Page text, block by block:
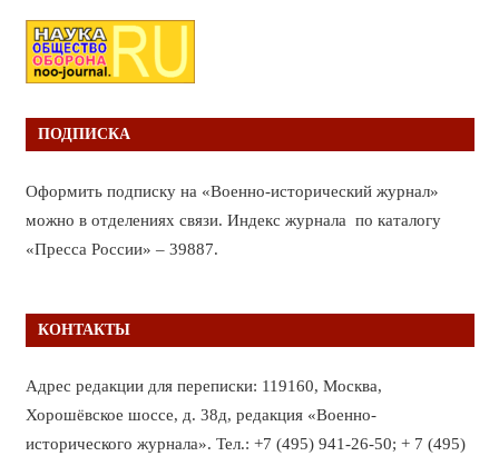
ПОДПИСКА
Оформить подписку на «Военно-исторический журнал»
можно в отделениях связи. Индекс журнала по каталогу
«Пресса России» – 39887.
КОНТАКТЫ
Адрес редакции для переписки: 119160, Москва,
Хорошёвское шоссе, д. 38д, редакция «Военно-
исторического журнала». Тел.: +7 (495) 941-26-50; + 7 (495)